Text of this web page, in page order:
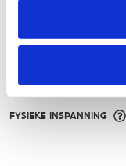
ALGEMENE
FYSIEKE INSPANNING